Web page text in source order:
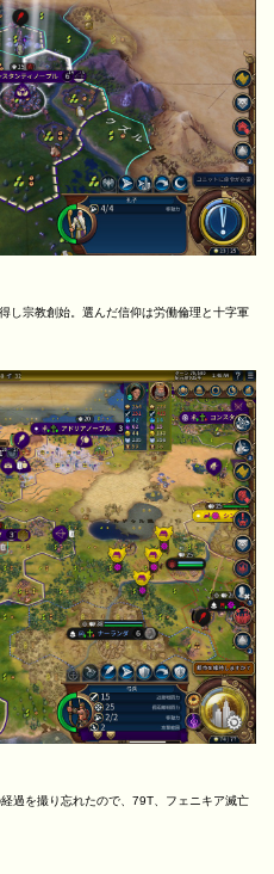
し宗教創始。選んだ信仰は労働倫理と十字軍
過を撮り忘れたので、79T、フェニキア滅亡